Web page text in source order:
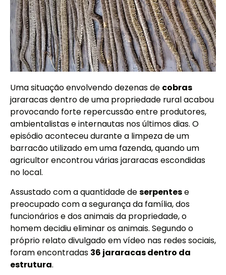
Uma situação envolvendo dezenas de cobras
jararacas dentro de uma propriedade rural acabou
provocando forte repercussão entre produtores,
ambientalistas e internautas nos últimos dias. O
episódio aconteceu durante a limpeza de um
barracão utilizado em uma fazenda, quando um
agricultor encontrou várias jararacas escondidas
no local.
Assustado com a quantidade deserpentese
preocupado com a segurança da família, dos
funcionários e dos animais da propriedade, o
homem decidiu eliminar os animais. Segundo o
próprio relato divulgado em vídeo nas redes sociais,
foram encontradas 36 jararacas dentro da
estrutura.